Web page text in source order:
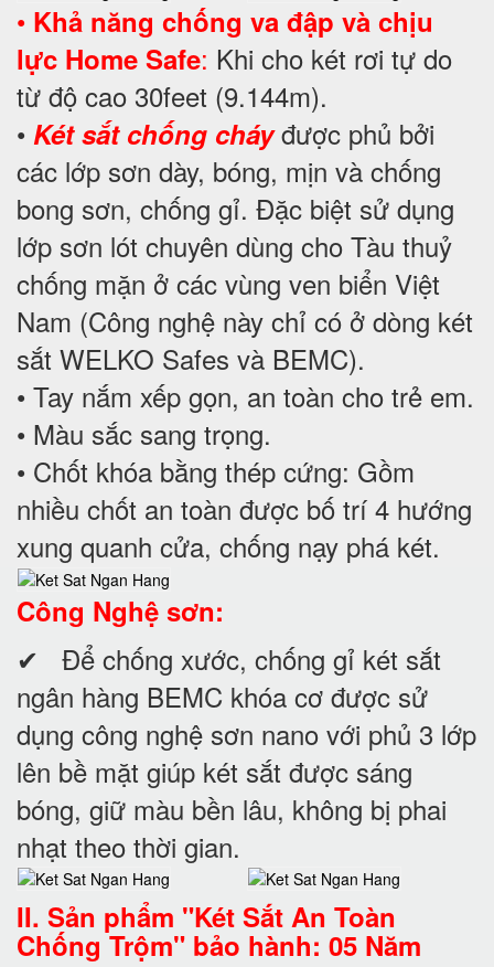
• Khả năng chống va đập và chịu
lực Home Safe: Khi cho két rơi tự do
từ độ cao 30feet (9.144m).
• Két sắt chống cháy được phủ bởi
các lớp sơn dày, bóng, mịn và chống
bong sơn, chống gỉ. Đặc biệt sử dụng
lớp sơn lót chuyên dùng cho Tàu thuỷ
chống mặn ở các vùng ven biển Việt
Nam (Công nghệ này chỉ có ở dòng két
sắt WELKO Safes và BEMC).
• Tay nắm xếp gọn, an toàn cho trẻ em.
• Màu sắc sang trọng.
• Chốt khóa bằng thép cứng: Gồm
nhiều chốt an toàn được bố trí 4 hướng
xung quanh cửa, chống nạy phá két.
Công Nghệ sơn:
✔ Để chống xước, chống gỉ két sắt
ngân hàng BEMC khóa cơ được sử
dụng công nghệ sơn nano với phủ 3 lớp
lên bề mặt giúp két sắt được sáng
bóng, giữ màu bền lâu, không bị phai
nhạt theo thời gian.
II. Sản phẩm "Két Sắt An Toàn
Chống Trộm" bảo hành: 05 Năm